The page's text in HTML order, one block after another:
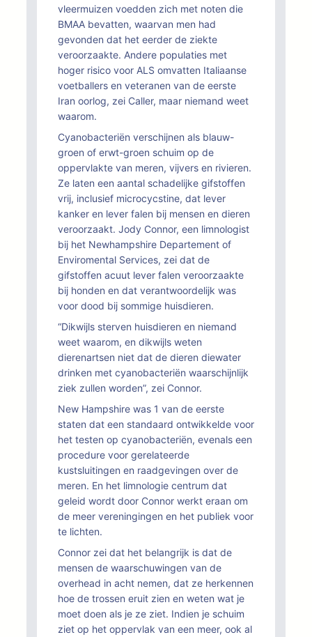
vleermuizen voedden zich met noten die
BMAA bevatten, waarvan men had
gevonden dat het eerder de ziekte
veroorzaakte. Andere populaties met
hoger risico voor ALS omvatten Italiaanse
voetballers en veteranen van de eerste
Iran oorlog, zei Caller, maar niemand weet
waarom.
Cyanobacteriën verschijnen als blauw-
groen of erwt-groen schuim op de
oppervlakte van meren, vijvers en rivieren.
Ze laten een aantal schadelijke gifstoffen
vrij, inclusief microcycstine, dat lever
kanker en lever falen bij mensen en dieren
veroorzaakt. Jody Connor, een limnologist
bij het Newhampshire Departement of
Enviromental Services, zei dat de
gifstoffen acuut lever falen veroorzaakte
bij honden en dat verantwoordelijk was
voor dood bij sommige huisdieren.
“Dikwijls sterven huisdieren en niemand
weet waarom, en dikwijls weten
dierenartsen niet dat de dieren diewater
drinken met cyanobacteriën waarschijnlijk
ziek zullen worden”, zei Connor.
New Hampshire was 1 van de eerste
staten dat een standaard ontwikkelde voor
het testen op cyanobacteriën, evenals een
procedure voor gerelateerde
kustsluitingen en raadgevingen over de
meren. En het limnologie centrum dat
geleid wordt door Connor werkt eraan om
de meer vereningingen en het publiek voor
te lichten.
Connor zei dat het belangrijk is dat de
mensen de waarschuwingen van de
overhead in acht nemen, dat ze herkennen
hoe de trossen eruit zien en weten wat je
moet doen als je ze ziet. Indien je schuim
ziet op het oppervlak van een meer, ook al